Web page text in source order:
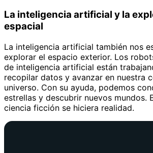
La inteligencia artificial y la
espacial
La inteligencia artificial también nos
explorar el espacio exterior. Los
de inteligencia artificial están
recopilar datos y avanzar en nuestra
universo. Con su ayuda, podemos
estrellas y descubrir nuevos mundos.
ciencia ficción se hiciera realidad.